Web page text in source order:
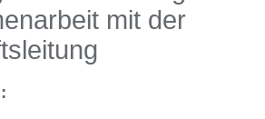
mit der